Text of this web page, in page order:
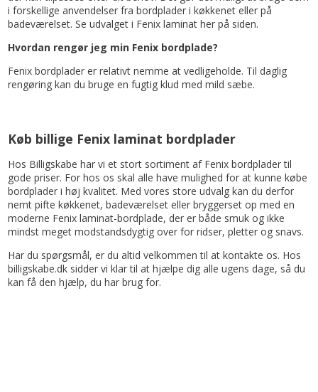
i forskellige anvendelser fra bordplader i køkkenet eller på
badeværelset. Se udvalget i Fenix laminat her på siden.
Hvordan rengør jeg min Fenix bordplade?
Fenix bordplader er relativt nemme at vedligeholde. Til daglig
rengøring kan du bruge en fugtig klud med mild sæbe.
Køb billige Fenix laminat bordplader
Hos Billigskabe har vi et stort sortiment af Fenix bordplader til
gode priser. For hos os skal alle have mulighed for at kunne købe
bordplader i høj kvalitet. Med vores store udvalg kan du derfor
nemt pifte køkkenet, badeværelset eller bryggerset op med en
moderne Fenix laminat-bordplade, der er både smuk og ikke
mindst meget modstandsdygtig over for ridser, pletter og snavs.
Har du spørgsmål, er du altid velkommen til at kontakte os. Hos
billigskabe.dk sidder vi klar til at hjælpe dig alle ugens dage, så du
kan få den hjælp, du har brug for.